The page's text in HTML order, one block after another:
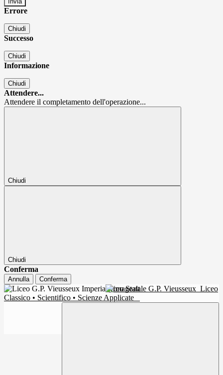
Errore
Chiudi
Successo
Chiudi
Informazione
Chiudi
Attendere...
Attendere il completamento dell'operazione...
Chiudi
Chiudi
Conferma
Annulla Conferma
Liceo Statale G.P. Vieusseux Liceo
Classico • Scientifico • Scienze Applicate